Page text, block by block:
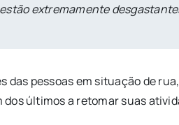
extremamente
pessoas em situação de
últimos a retomar suas